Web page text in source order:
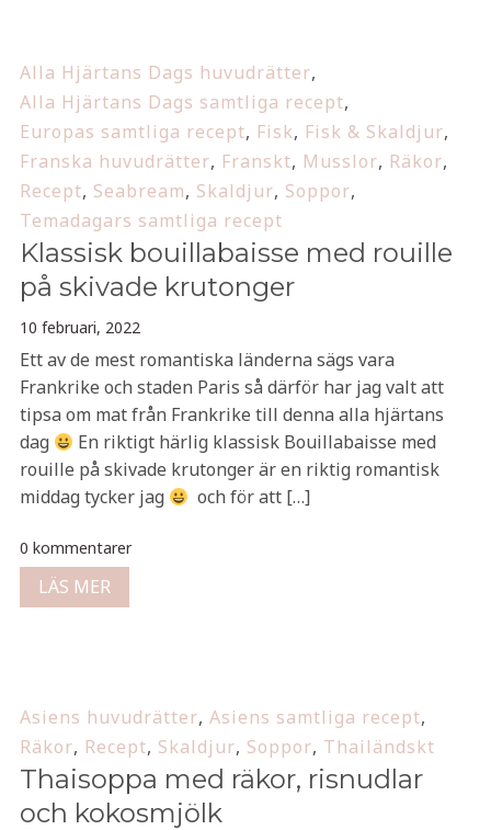
Alla Hjärtans Dags huvudrätter,
Alla Hjärtans Dags samtliga recept,
Europas samtliga recept, Fisk, Fisk & Skaldjur,
Franska huvudrätter, Franskt, Musslor, Räkor,
Recept, Seabream, Skaldjur, Soppor,
Temadagars samtliga recept
Klassisk bouillabaisse med rouille
på skivade krutonger
10 februari, 2022
Ett av de mest romantiska länderna sägs vara
Frankrike och staden Paris så därför har jag valt att
tipsa om mat från Frankrike till denna alla hjärtans
dag
En riktigt härlig klassisk Bouillabaisse med
rouille på skivade krutonger är en riktig romantisk
middag tycker jag
och för att […]
0 kommentarer
LÄS MER
Asiens huvudrätter, Asiens samtliga recept,
Räkor, Recept, Skaldjur, Soppor, Thailändskt
Thaisoppa med räkor, risnudlar
och kokosmjölk